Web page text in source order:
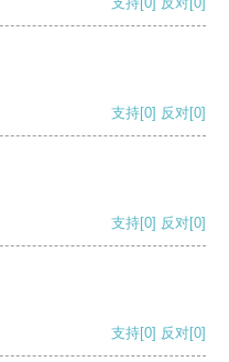
支持[0] 反对[0]
支持[0] 反对[0]
支持[0] 反对[0]